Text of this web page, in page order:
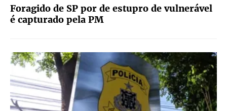
Foragido de SP por de estupro de vulnerável
é capturado pela PM